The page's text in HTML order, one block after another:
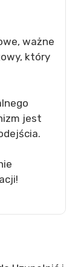
ważne
który
jest